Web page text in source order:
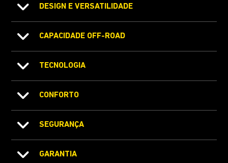
DESIGN E VERSATILIDADE
CAPACIDADE OFF-ROAD
TECNOLOGIA
CONFORTO
SEGURANÇA
GARANTIA